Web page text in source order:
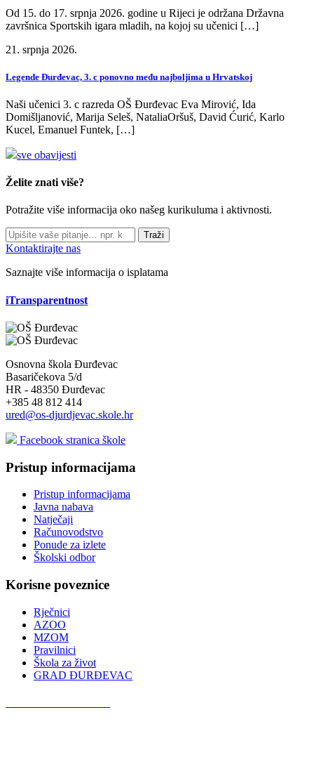
Od 15. do 17. srpnja 2026. godine u Rijeci je održana Državna
završnica Sportskih igara mladih, na kojoj su učenici […]
21. srpnja 2026.
Legende Đurđevac, 3. c ponovno među najboljima u Hrvatskoj
Naši učenici 3. c razreda OŠ Đurđevac Eva Mirović, Ida
Domišljanović, Marija Seleš, NataliaOršuš, David Ćurić, Karlo
Kucel, Emanuel Funtek, […]
sve obavijesti
Želite znati više?
Potražite više informacija oko našeg kurikuluma i aktivnosti.
Traži
Kontaktirajte nas
Saznajte više informacija o isplatama
iTransparentnost
Osnovna škola Đurđevac
Basaričekova 5/d
HR - 48350 Đurđevac
+385 48 812 414
ured@os-djurdjevac.skole.hr
Facebook stranica škole
Pristup informacijama
Pristup informacijama
Javna nabava
Natječaji
Računovodstvo
Ponude za izlete
Školski odbor
Korisne poveznice
Rječnici
AZOO
MZOM
Pravilnici
Škola za život
GRAD ĐURĐEVAC